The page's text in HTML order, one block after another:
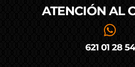
ATENCIÓN AL
621 01 28 54